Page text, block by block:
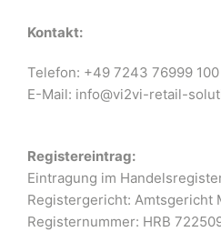
Kontakt:
Telefon: +49 7243 76999 100
E-Mail: info@vi2vi-retail-
Registereintrag:
Eintragung im
Registergericht: Amtsgericht
Registernummer: HRB